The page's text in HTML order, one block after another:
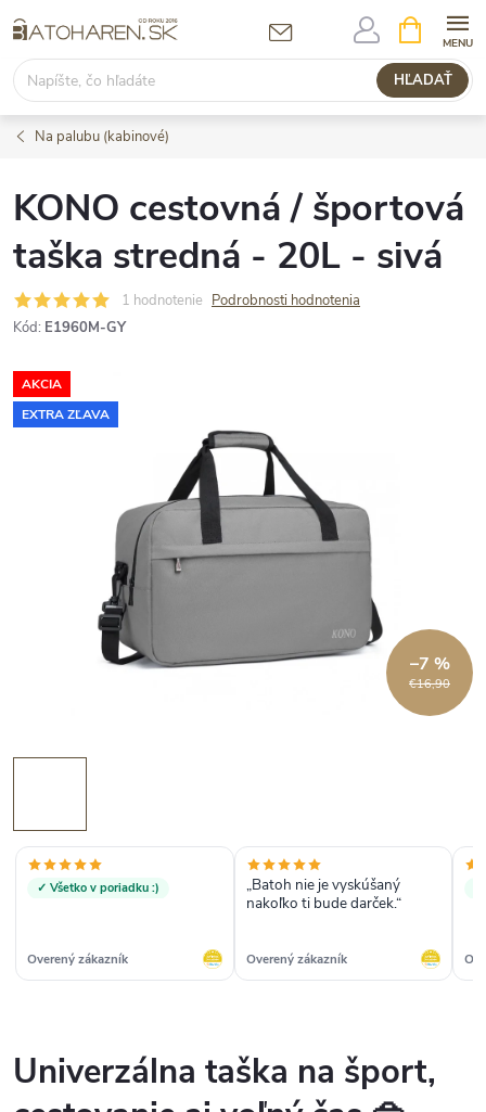
na
obsah
HĽADAŤ
KOŠÍK
Na palubu (kabinové)
KONO cestovná / športová
taška stredná - 20L - sivá
1 hodnotenie Podrobnosti hodnotenia
Kód: E1960M-GY
AKCIA
EXTRA ZĽAVA
€16,90
–7 %
✓ Všetko v poriadku :)
Overený zákazník
„Batoh nie je vyskúšaný
nakoľko ti bude darček.“
Overený zákazník
Univerzálna taška na šport,